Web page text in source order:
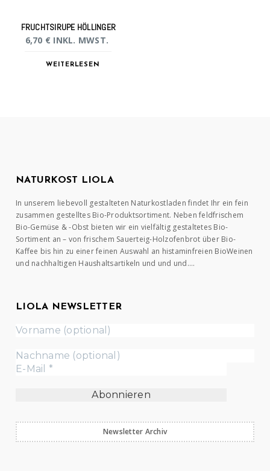
FRUCHTSIRUPE HÖLLINGER
6,70 € INKL. MWST.
WEITERLESEN
NATURKOST LIOLA
In unserem liebevoll gestalteten Naturkostladen findet Ihr ein fein
zusammen gestelltes Bio-Produktsortiment. Neben feldfrischem
Bio-Gemüse & -Obst bieten wir ein vielfältig gestaltetes Bio-
Sortiment an – von frischem Sauerteig-Holzofenbrot über Bio-
Kaffee bis hin zu einer feinen Auswahl an histaminfreien BioWeinen
und nachhaltigen Haushaltsartikeln und und und….
LIOLA NEWSLETTER
Newsletter Archiv